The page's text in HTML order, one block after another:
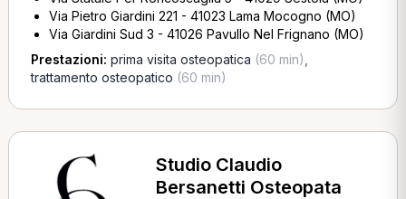
Via Pietro Giardini 221 - 41023 Lama Mocogno (MO)
Via Giardini Sud 3 - 41026 Pavullo Nel Frignano (MO)
Prestazioni: prima visita osteopatica (60 min)
trattamento osteopatico (60 min)
Studio Claudio
Bersanetti Osteopata